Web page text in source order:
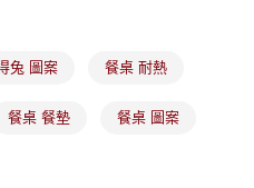
分期」於每月結算日後寄送繳費提
商條碼／台灣大直營門市／銀行轉
或服務，並由商店將買賣／分期付款
運費
免運費
兔 圖案 餐桌 耐熱
餐桌 餐墊 餐桌 圖案